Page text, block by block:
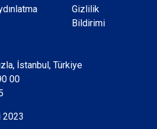
Gizlilik
Bildirimi
İstanbul, Türkiye
00
2023